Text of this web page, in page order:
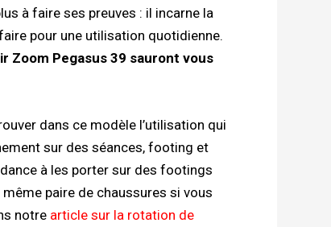
à faire ses preuves : il incarne la
pour une utilisation quotidienne.
Zoom Pegasus 39 sauront vous
dans ce modèle l’utilisation qui
sur des séances, footing et
à les porter sur des footings
paire de chaussures si vous
notre article sur la rotation de